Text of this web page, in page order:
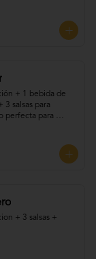
salsas caseras.
y perfecta
+ 1 bebida de
3 salsas para
perfecta para
con una bebida
salsas
+ 3 salsas +